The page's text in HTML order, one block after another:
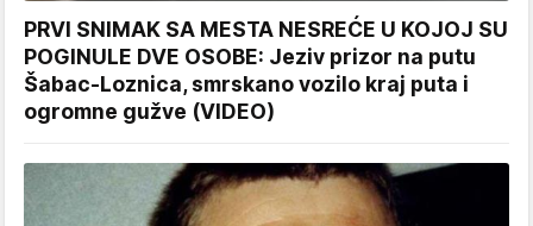
PRVI SNIMAK SA MESTA NESREĆE U KOJOJ SU
POGINULE DVE OSOBE: Jeziv prizor na putu
Šabac-Loznica, smrskano vozilo kraj puta i
ogromne gužve (VIDEO)